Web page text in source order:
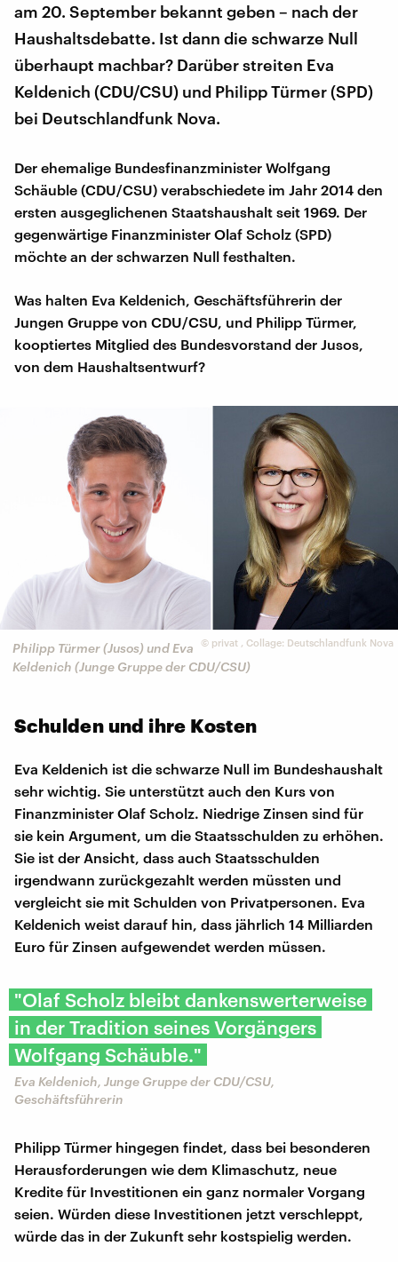
am 20. September bekannt geben – nach der
Haushaltsdebatte. Ist dann die schwarze Null
überhaupt machbar? Darüber streiten Eva
Keldenich (CDU/CSU) und Philipp Türmer (SPD)
bei Deutschlandfunk Nova.
Der ehemalige Bundesfinanzminister Wolfgang
Schäuble (CDU/CSU) verabschiedete im Jahr 2014 den
ersten ausgeglichenen Staatshaushalt seit 1969. Der
gegenwärtige Finanzminister Olaf Scholz (SPD)
möchte an der schwarzen Null festhalten.
Was halten Eva Keldenich, Geschäftsführerin der
Jungen Gruppe von CDU/CSU, und Philipp Türmer,
kooptiertes Mitglied des Bundesvorstand der Jusos,
von dem Haushaltsentwurf?
© privat, Collage: Deutschlandfunk Nova
Philipp Türmer (Jusos) und Eva
Keldenich (Junge Gruppe der CDU/CSU)
Schulden und ihre Kosten
Eva Keldenich ist die schwarze Null im Bundeshaushalt
sehr wichtig. Sie unterstützt auch den Kurs von
Finanzminister Olaf Scholz. Niedrige Zinsen sind für
sie kein Argument, um die Staatsschulden zu erhöhen.
Sie ist der Ansicht, dass auch Staatsschulden
irgendwann zurückgezahlt werden müssten und
vergleicht sie mit Schulden von Privatpersonen. Eva
Keldenich weist darauf hin, dass jährlich 14 Milliarden
Euro für Zinsen aufgewendet werden müssen.
"Olaf Scholz bleibt dankenswerterweise
in der Tradition seines Vorgängers
Wolfgang Schäuble."
Eva Keldenich, Junge Gruppe der CDU/CSU,
Geschäftsführerin
Philipp Türmer hingegen findet, dass bei besonderen
Herausforderungen wie dem Klimaschutz, neue
Kredite für Investitionen ein ganz normaler Vorgang
seien. Würden diese Investitionen jetzt verschleppt,
würde das in der Zukunft sehr kostspielig werden.